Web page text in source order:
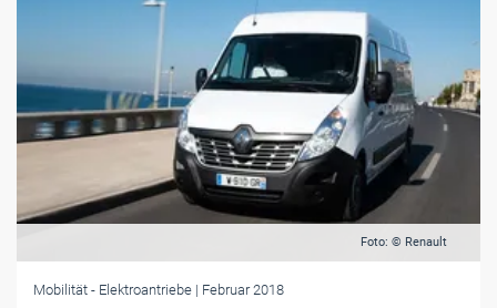
Foto: © Renault
Mobilität - Elektroantriebe | Februar 2018